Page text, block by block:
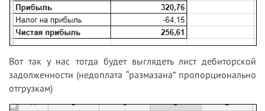
Вот так у нас тогда будет выглядеть лист дебиторской
задолженности (недоплата “размазана” пропорционально
отгрузкам)